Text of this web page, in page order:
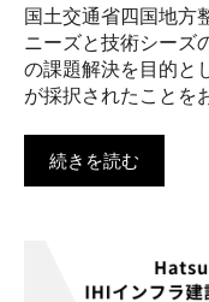
国土交通省四国地方
ニーズと技術シーズ
の課題解決を目的と
が採択されたことを
続きを読む